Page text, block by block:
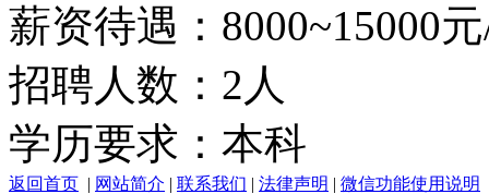
薪资待遇：8000~15000
招聘人数：2人
学历要求：本科
返回首页 | 网站简介 | 联系我们 | 法律声明 | 微信功能使用说明